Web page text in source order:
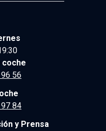
coche
56
84
y Prensa